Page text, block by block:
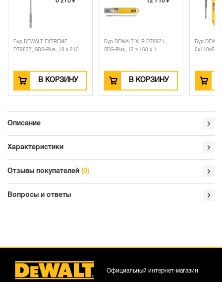
Бур DEWALT EXTREME
DT9837, SDS-Plus, 10 x 210...
В КОРЗИНУ
Бур DEWALT XLR DT8971,
SDS-Plus, 12 x 160 x 1...
В КОРЗИНУ
Бур
6x110x50
Описание
Характеристики
Отзывы покупателей (0)
Вопросы и ответы
Официальный интернет-магазин